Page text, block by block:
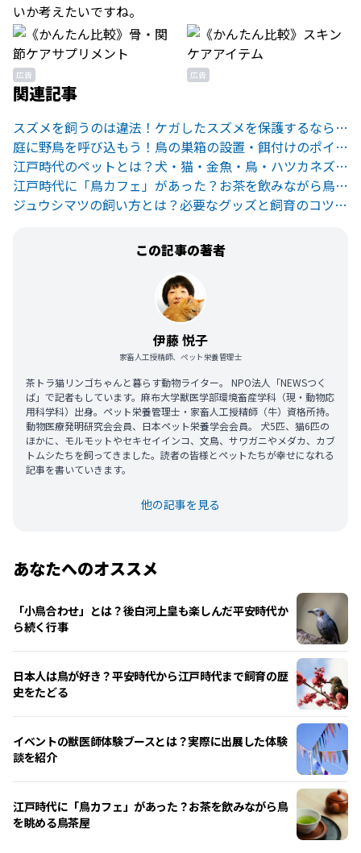
いか考えたいですね。
広告 広告
関連記事
スズメを飼うのは違法！ケガしたスズメを保護するなら大丈夫？
庭に野鳥を呼び込もう！鳥の巣箱の設置・餌付けのポイントと注意点
江戸時代のペットとは？犬・猫・金魚・鳥・ハツカネズミの人気に迫る
江戸時代に「鳥カフェ」があった？お茶を飲みながら鳥を眺める鳥茶屋
ジュウシマツの飼い方とは？必要なグッズと飼育のコツまとめ
この記事の著者
伊藤 悦子
家畜人工授精師、ペット栄養管理士
茶トラ猫リンゴちゃんと暮らす動物ライター。 NPO法人「NEWSつく
ば」で記者もしています。麻布大学獣医学部環境畜産学科（現・動物応
用科学科）出身。ペット栄養管理士・家畜人工授精師（牛）資格所持。
動物医療発明研究会会員、日本ペット栄養学会会員。 犬5匹、猫6匹の
ほかに、モルモットやセキセイインコ、文鳥、サワガニやメダカ、カブ
トムシたちを飼ってきました。読者の皆様とペットたちが幸せになれる
記事を書いていきます。
他の記事を見る
あなたへのオススメ
「小鳥合わせ」とは？後白河上皇も楽しんだ平安時代か
ら続く行事
日本人は鳥が好き？平安時代から江戸時代まで飼育の歴
史をたどる
イベントの獣医師体験ブースとは？実際に出展した体験
談を紹介
江戸時代に「鳥カフェ」があった？お茶を飲みながら鳥
を眺める鳥茶屋